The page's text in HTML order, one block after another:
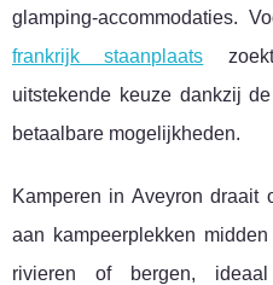
glamping-accommodaties.
frankrijk staanplaats
uitstekende keuze dankzij
betaalbare mogelijkheden.
Kamperen in Aveyron draait
aan kampeerplekken
rivieren of bergen,